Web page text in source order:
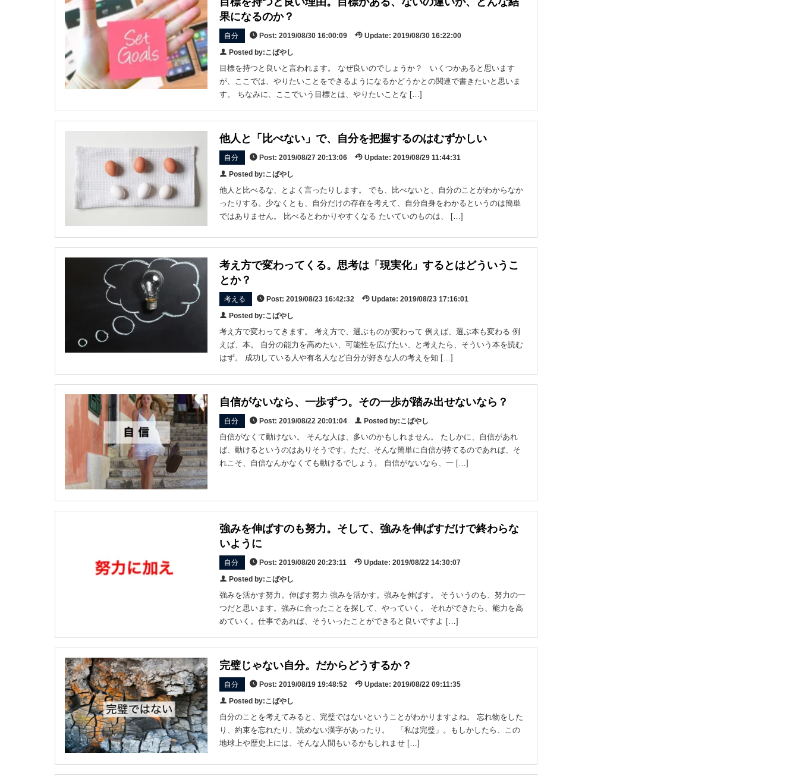
果になるのか？
自分 Post: 2019/08/30 16:00:09 Update: 2019/08/30 16:22:00
Posted by:こばやし
目標を持つと良いと言われます。 なぜ良いのでしょうか？ いくつかあると思います
が、ここでは、やりたいことをできるようになるかどうかとの関連で書きたいと思いま
す。 ちなみに、ここでいう目標とは、やりたいことな […]
他人と「比べない」で、自分を把握するのはむずかしい
自分 Post: 2019/08/27 20:13:06 Update: 2019/08/29 11:44:31
Posted by:こばやし
他人と比べるな、とよく言ったりします。 でも、比べないと、自分のことがわからなか
ったりする。少なくとも、自分だけの存在を考えて、自分自身をわかるというのは簡単
ではありません。 比べるとわかりやすくなる たいていのものは、 […]
考え方で変わってくる。思考は「現実化」するとはどういうこ
とか？
考える Post: 2019/08/23 16:42:32 Update: 2019/08/23 17:16:01
Posted by:こばやし
考え方で変わってきます。 考え方で、選ぶものが変わって 例えば、選ぶ本も変わる 例
えば、本。 自分の能力を高めたい、可能性を広げたい、と考えたら、そういう本を読む
はず。 成功している人や有名人など自分が好きな人の考えを知 […]
自信がないなら、一歩ずつ。その一歩が踏み出せないなら？
自分 Post: 2019/08/22 20:01:04 Posted by:こばやし
自信がなくて動けない。 そんな人は、多いのかもしれません。 たしかに、自信があれ
ば、動けるというのはありそうです。ただ、そんな簡単に自信が持てるのであれば、そ
れこそ、自信なんかなくても動けるでしょう。 自信がないなら、一 […]
強みを伸ばすのも努力。そして、強みを伸ばすだけで終わらな
いように
自分 Post: 2019/08/20 20:23:11 Update: 2019/08/22 14:30:07
Posted by:こばやし
強みを活かす努力。伸ばす努力 強みを活かす。強みを伸ばす。 そういうのも、努力の一
つだと思います。強みに合ったことを探して、やっていく。 それができたら、能力を高
めていく。仕事であれば、そういったことができると良いですよ […]
完璧じゃない自分。だからどうするか？
自分 Post: 2019/08/19 19:48:52 Update: 2019/08/22 09:11:35
Posted by:こばやし
自分のことを考えてみると、完璧ではないということがわかりますよね。 忘れ物をした
り、約束を忘れたり、読めない漢字があったり。 「私は完璧」。もしかしたら、この
地球上や歴史上には、そんな人間もいるかもしれませ […]